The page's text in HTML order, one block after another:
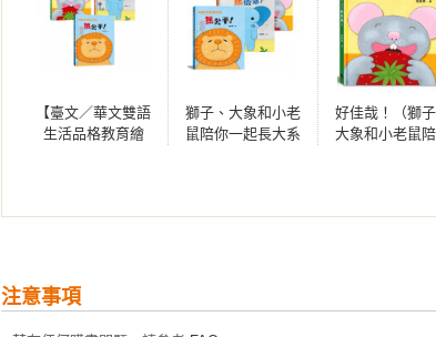
【臺文／華文雙語
生活品格教育繪
書專屬贈品「和小
獅子、大象和小老
鼠陪你一起長大系
檔（三冊）
好佳哉！（獅子
大象和小老鼠
臺語朗讀音檔
注意事項